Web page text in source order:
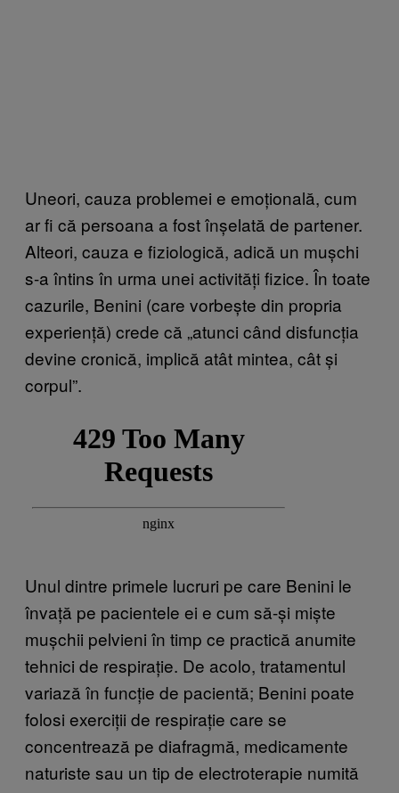
Uneori, cauza problemei e emoțională, cum
ar fi că persoana a fost înșelată de partener.
Alteori, cauza e fiziologică, adică un mușchi
s-a întins în urma unei activități fizice. În toate
cazurile, Benini (care vorbește din propria
experiență) crede că „atunci când disfuncția
devine cronică, implică atât mintea, cât și
corpul”.
Unul dintre primele lucruri pe care Benini le
învață pe pacientele ei e cum să-și miște
mușchii pelvieni în timp ce practică anumite
tehnici de respirație. De acolo, tratamentul
variază în funcție de pacientă; Benini poate
folosi exerciții de respirație care se
concentrează pe diafragmă, medicamente
naturiste sau un tip de electroterapie numită